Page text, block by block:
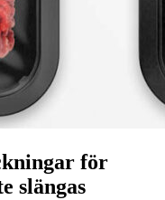
för
slängas